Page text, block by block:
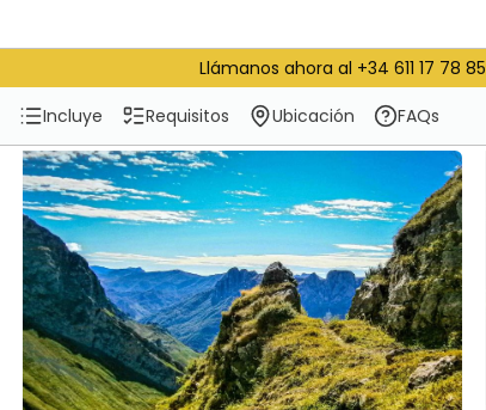
Llámanos ahora al +34 611 17 78 85
Incluye Requisitos Ubicación FAQs